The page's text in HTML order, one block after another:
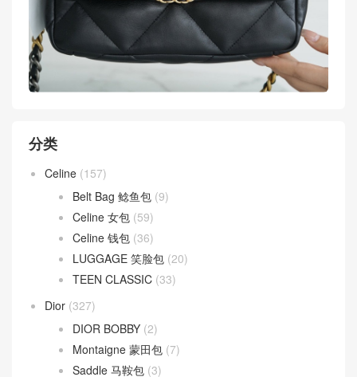
分类
Celine (157)
Belt Bag 鲶鱼包 (9)
Celine 女包 (59)
Celine 钱包 (36)
LUGGAGE 笑脸包 (20)
TEEN CLASSIC (33)
Dior (327)
DIOR BOBBY (2)
Montaigne 蒙田包 (7)
Saddle 马鞍包 (3)